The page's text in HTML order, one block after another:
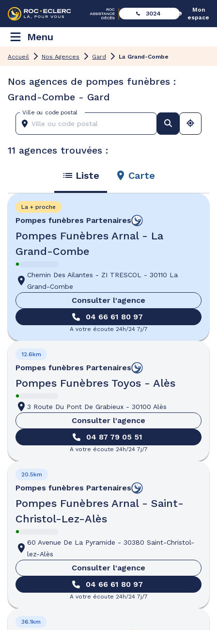
3024
Mon
espace
Menu
Accueil Nos Agences Gard La Grand-Combe
Nos agences de pompes funèbres :
Grand-Combe - Gard
Ville ou code postal
11 agences trouvées :
Liste Carte
Pompes funèbres Partenaires
Pompes Funèbres Arnal - La
Grand-Combe
La + proche
Chemin Des Ailantes - ZI TRESCOL - 30110 La
Grand-Combe
Consulter l'agence
04 66 61 80 97
A votre écoute 24h/24 7j/7
Pompes funèbres Partenaires
Pompes Funèbres Toyos - Alès
12.6km
3 Route Du Pont De Grabieux - 30100 Alès
Consulter l'agence
04 87 79 05 51
A votre écoute 24h/24 7j/7
Pompes funèbres Partenaires
Pompes Funèbres Arnal - Saint-
Christol-Lez-Alès
20.5km
60 Avenue De La Pyramide - 30380 Saint-Christol-
lez-Alès
Consulter l'agence
04 66 61 80 97
A votre écoute 24h/24 7j/7
36.1km